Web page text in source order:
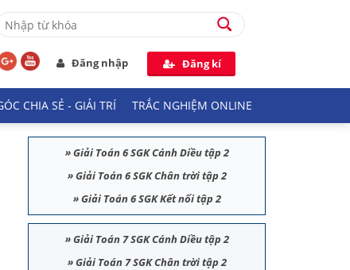
Đăng nhập Đăng kí
CHIA SẺ - GIẢI TRÍ TRẮC NGHIỆM ONLINE
»Giải Toán 6 SGK Cánh Diều tập 2
»Giải Toán 6 SGK Chân trời tập 2
»Giải Toán 6 SGK Kết nối tập 2
»Giải Toán 7 SGK Cánh Diều tập 2
»Giải Toán 7 SGK Chân trời tập 2